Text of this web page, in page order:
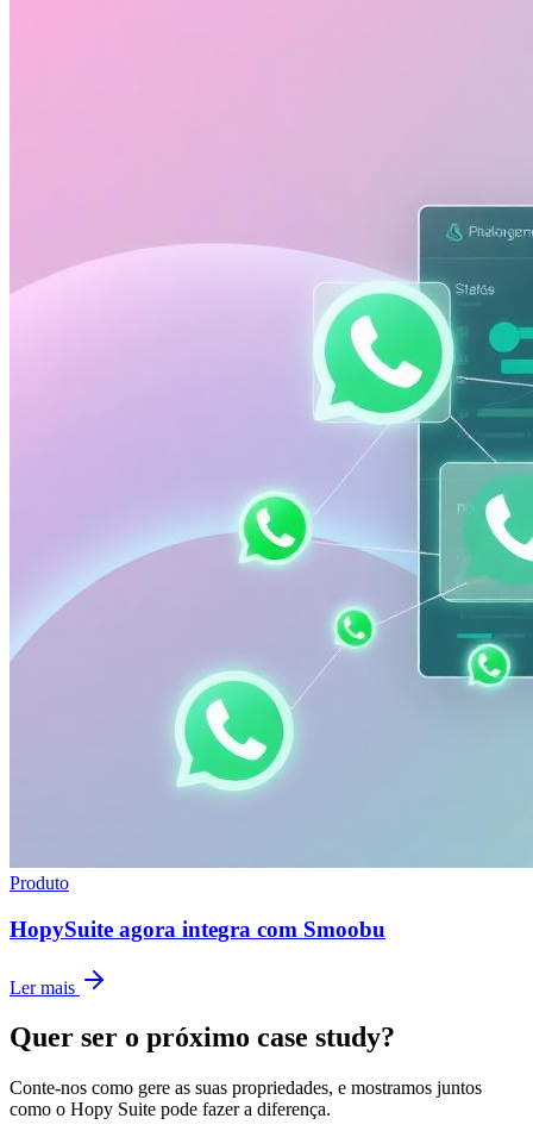
Produto
HopySuite agora integra com Smoobu
Ler mais
Quer ser o próximo case study?
Conte-nos como gere as suas propriedades, e mostramos juntos
como o Hopy Suite pode fazer a diferença.